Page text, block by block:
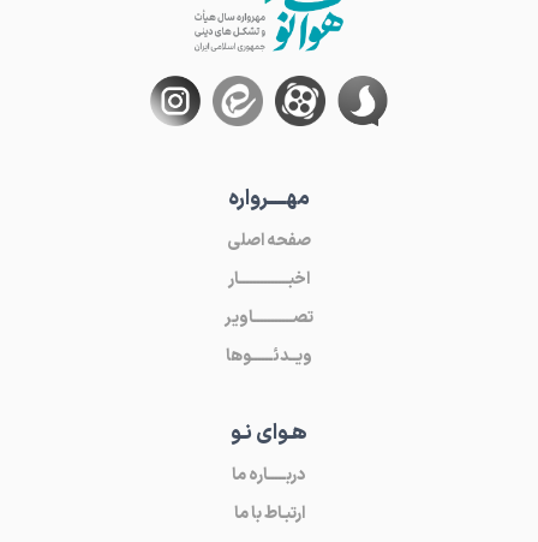
مهـــــرواره
صفحه اصلی
اخبــــــــــــــار
تصـــــــــــاویر
ویــدئــــــوها
هـوای نـو
دربـــــاره ما
ارتبـاط با ما